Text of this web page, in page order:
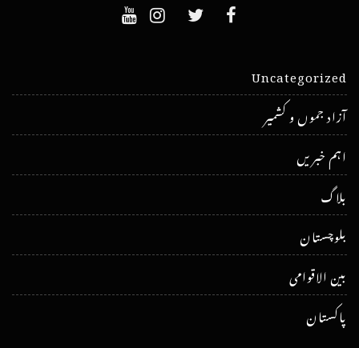
Uncategorized
آزاد جموں و کشمیر
اہم خبریں
بلاگ
بلوچستان
بین الاقوامی
پاکستان